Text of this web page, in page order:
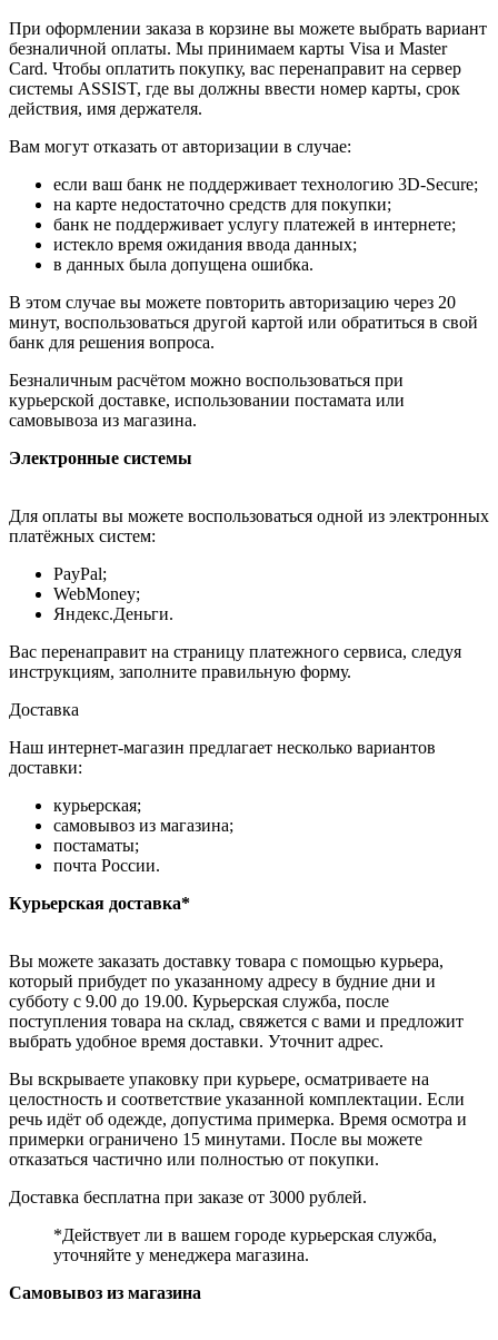
При оформлении заказа в корзине вы можете выбрать вариант
безналичной оплаты. Мы принимаем карты Visa и Master
Card. Чтобы оплатить покупку, вас перенаправит на сервер
системы ASSIST, где вы должны ввести номер карты, срок
действия, имя держателя.
Вам могут отказать от авторизации в случае:
если ваш банк не поддерживает технологию 3D-Secure;
на карте недостаточно средств для покупки;
банк не поддерживает услугу платежей в интернете;
истекло время ожидания ввода данных;
в данных была допущена ошибка.
В этом случае вы можете повторить авторизацию через 20
минут, воспользоваться другой картой или обратиться в свой
банк для решения вопроса.
Безналичным расчётом можно воспользоваться при
курьерской доставке, использовании постамата или
самовывоза из магазина.
Электронные системы
Для оплаты вы можете воспользоваться одной из электронных
платёжных систем:
PayPal;
WebMoney;
Яндекс.Деньги.
Вас перенаправит на страницу платежного сервиса, следуя
инструкциям, заполните правильную форму.
Доставка
Наш интернет-магазин предлагает несколько вариантов
доставки:
курьерская;
самовывоз из магазина;
постаматы;
почта России.
Курьерская доставка*
Вы можете заказать доставку товара с помощью курьера,
который прибудет по указанному адресу в будние дни и
субботу с 9.00 до 19.00. Курьерская служба, после
поступления товара на склад, свяжется с вами и предложит
выбрать удобное время доставки. Уточнит адрес.
Вы вскрываете упаковку при курьере, осматриваете на
целостность и соответствие указанной комплектации. Если
речь идёт об одежде, допустима примерка. Время осмотра и
примерки ограничено 15 минутами. После вы можете
отказаться частично или полностью от покупки.
Доставка бесплатна при заказе от 3000 рублей.
*Действует ли в вашем городе курьерская служба,
уточняйте у менеджера магазина.
Самовывоз из магазина